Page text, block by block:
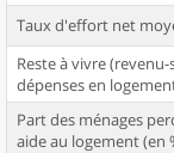
Taux d'effort net
Reste à vivre
dépenses en
Part des ménages
aide au logement (en